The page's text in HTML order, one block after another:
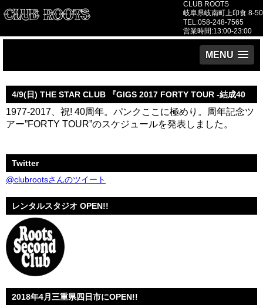
CLUB ROOTS
岐阜県岐南町上印食 8-50
TEL:058-248-7565
営業時間:13:00-23:00
MENU
4/9(日) THE STAR CLUB 『GIGS 2017 FORTY TOUR -結成40
周年記念-』』 決定!!
1977-2017、祝! 40周年。パンクここに極めり。周年記念ツ
アー”FORTY TOUR”のスケジュールを発表しました。
Twitter
@clubrootsさんのツイート
レンタルスタジオ OPEN!!
2018年4月三重県四日市にOPEN!!